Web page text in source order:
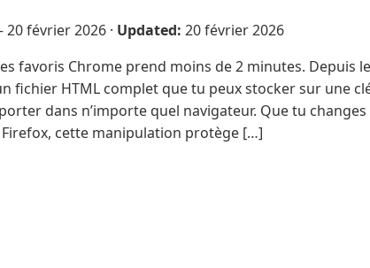
20 février 2026 · Updated: 20 février 2026
favoris Chrome prend moins de 2 minutes. Depuis
fichier HTML complet que tu peux stocker sur une
dans n’importe quel navigateur. Que tu changes
cette manipulation protège […]